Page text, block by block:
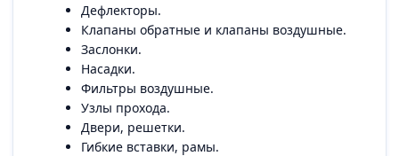
Дефлекторы.
Клапаны обратные и клапаны воздушные.
Заслонки.
Насадки.
Фильтры воздушные.
Узлы прохода.
Двери, решетки.
Гибкие вставки, рамы.